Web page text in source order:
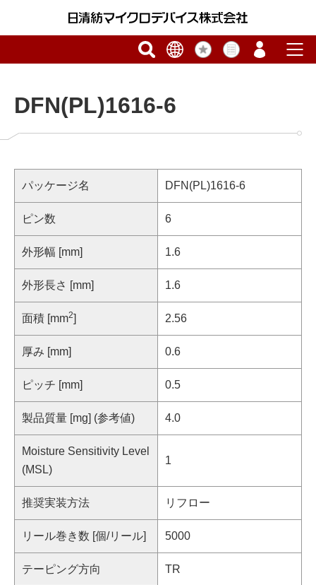
DFN(PL)1616-6
パッケージ名 DFN(PL)1616-6
ピン数 6
外形幅 [mm] 1.6
外形長さ [mm] 1.6
面積 [mm2] 2.56
厚み [mm] 0.6
ピッチ [mm] 0.5
製品質量 [mg] (参考値) 4.0
Moisture Sensitivity Level
(MSL)
1
推奨実装方法 リフロー
リール巻き数 [個/リール] 5000
テーピング方向 TR